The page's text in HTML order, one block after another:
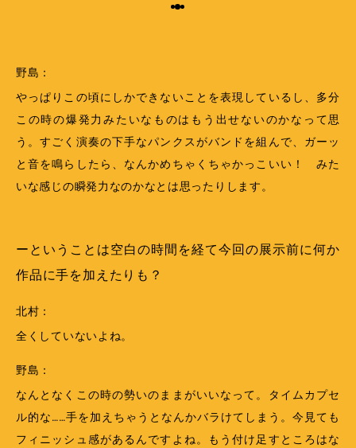
野島：
やっぱりこの頃にしかできないことを表現しているし、多分
この時の爆発力みたいなものはもう出せないのかなって思
う。すごく演奏の下手なパンクスがバンドを組んで、ガーッ
と音を鳴らしたら、なんかめちゃくちゃかっこいい！ みた
いな感じの瞬発力なのかなとは思ったりします。
ーということは空白の時間を経て今回の展示前に何か
作品に手を加えたりも？
北村：
全くしていないよね。
野島：
なんとなくこの時の勢いのままがいいなって。タイムカプセ
ル的な……手を加えちゃうとなんかバラけてしまう。今見ても
フィニッシュ感があるんですよね。もう付け足すところはな